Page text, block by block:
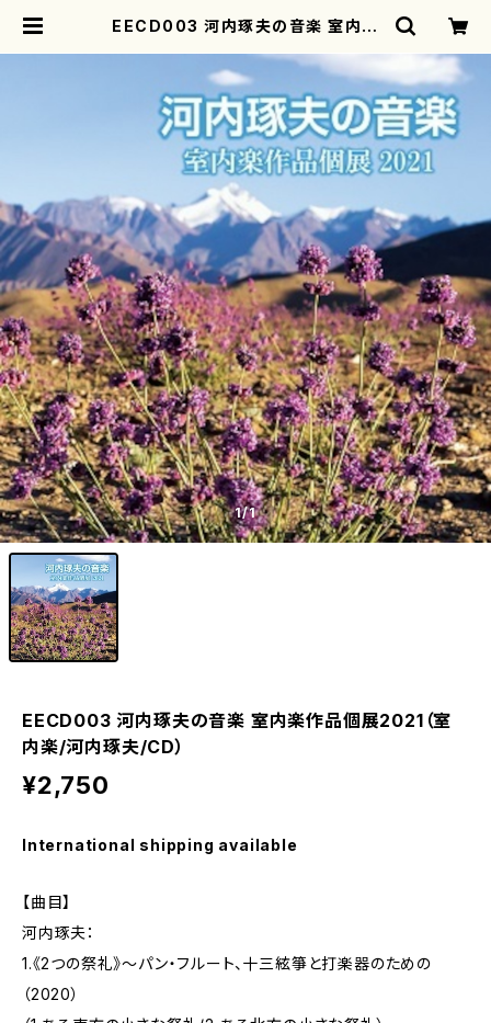
EECD003 河内琢夫の音楽 室内楽
D） | motherearth
1/1
EECD003 河内琢夫の音楽 室内楽作品個展2021（室
内楽/河内琢夫/CD）
¥2,750
International shipping available
【曲目】
河内琢夫：
1.《2つの祭礼》～パン・フルート、十三絃箏と打楽器のための
（2020）